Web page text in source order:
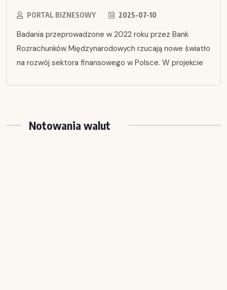
PORTAL BIZNESOWY 2025-07-10
Badania przeprowadzone w 2022 roku przez Bank
Rozrachunków Międzynarodowych rzucają nowe światło
na rozwój sektora finansowego w Polsce. W projekcie
Notowania walut